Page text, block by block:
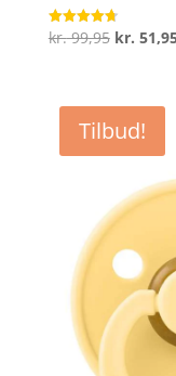
Vurderet
4.7
kr.99,95 Den
var:
kr. 99,95.
kr.
Tilbud!